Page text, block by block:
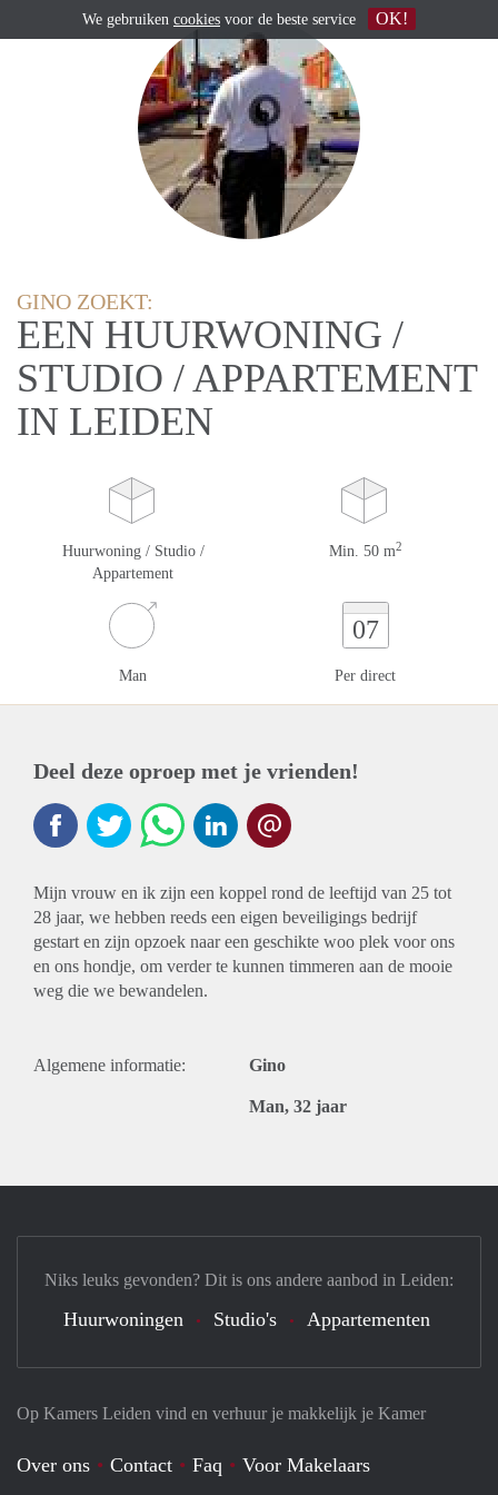
GINO ZOEKT:
EEN HUURWONING /
STUDIO / APPARTEMENT
IN LEIDEN
Huurwoning / Studio /
Appartement
Min. 50 m2
Man
07
Per direct
Deel deze oproep met je vrienden!
Mijn vrouw en ik zijn een koppel rond de leeftijd van 25 tot
28 jaar, we hebben reeds een eigen beveiligings bedrijf
gestart en zijn opzoek naar een geschikte woo plek voor ons
en ons hondje, om verder te kunnen timmeren aan de mooie
weg die we bewandelen.
Algemene informatie: Gino
Man, 32 jaar
Op Kamers Leiden vind en verhuur je makkelijk je Kamer
Over ons Contact Faq Voor Makelaars
Niks leuks gevonden? Dit is ons andere aanbod in Leiden:
Huurwoningen Studio's Appartementen
We gebruiken cookies voor de beste service OK!